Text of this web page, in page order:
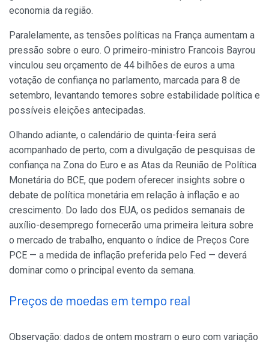
economia da região.
Paralelamente, as tensões políticas na França aumentam a
pressão sobre o euro. O primeiro-ministro Francois Bayrou
vinculou seu orçamento de 44 bilhões de euros a uma
votação de confiança no parlamento, marcada para 8 de
setembro, levantando temores sobre estabilidade política e
possíveis eleições antecipadas.
Olhando adiante, o calendário de quinta-feira será
acompanhado de perto, com a divulgação de pesquisas de
confiança na Zona do Euro e as Atas da Reunião de Política
Monetária do BCE, que podem oferecer insights sobre o
debate de política monetária em relação à inflação e ao
crescimento. Do lado dos EUA, os pedidos semanais de
auxílio-desemprego fornecerão uma primeira leitura sobre
o mercado de trabalho, enquanto o índice de Preços Core
PCE — a medida de inflação preferida pelo Fed — deverá
dominar como o principal evento da semana.
Preços de moedas em tempo real
Observação: dados de ontem mostram o euro com variação